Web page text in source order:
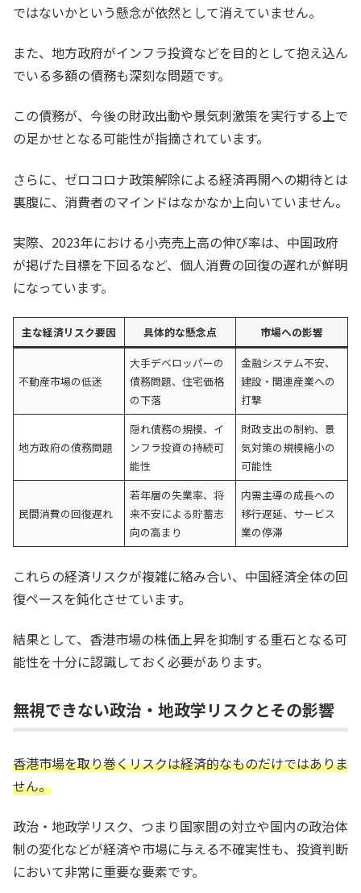
ではないかという懸念が依然として消えていません。
また、地方政府がインフラ投資などを目的として抱え込ん
でいる多額の債務も深刻な問題です。
この債務が、今後の財政出動や景気刺激策を実行する上で
の足かせとなる可能性が指摘されています。
さらに、ゼロコロナ政策解除による経済再開への期待とは
裏腹に、消費者のマインドはなかなか上向いていません。
実際、2023年における小売売上高の伸び率は、中国政府
が掲げた目標を下回るなど、個人消費の回復の遅れが鮮明
になっています。
主な経済リスク要因 具体的な懸念点 市場への影響
不動産市場の低迷
大手デベロッパーの
債務問題、住宅価格
の下落
金融システム不安、
建設・関連産業への
打撃
地方政府の債務問題
隠れ債務の規模、イ
ンフラ投資の持続可
能性
財政支出の制約、景
気対策の規模縮小の
可能性
民間消費の回復遅れ
若年層の失業率、将
来不安による貯蓄志
向の高まり
内需主導の成長への
移行遅延、サービス
業の停滞
これらの経済リスクが複雑に絡み合い、中国経済全体の回
復ペースを鈍化させています。
結果として、香港市場の株価上昇を抑制する重石となる可
能性を十分に認識しておく必要があります。
無視できない政治・地政学リスクとその影響
香港市場を取り巻くリスクは経済的なものだけではありま
せん。
政治・地政学リスク、つまり国家間の対立や国内の政治体
制の変化などが経済や市場に与える不確実性も、投資判断
において非常に重要な要素です。